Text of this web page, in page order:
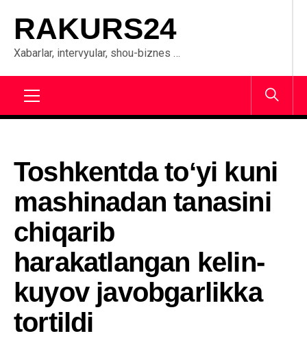
content
RAKURS24
Xabarlar, intervyular, shou-biznes …
Toshkentda toʻyi kuni
mashinadan tanasini
chiqarib
harakatlangan kelin-
kuyov javobgarlikka
tortildi